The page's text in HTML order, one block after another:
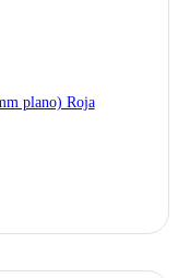
plano) Roja